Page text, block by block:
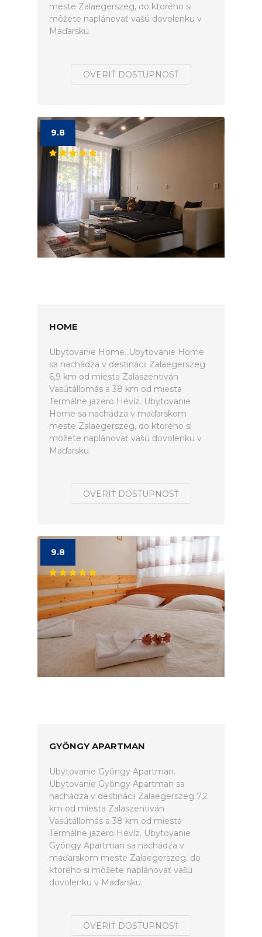
meste Zalaegerszeg, do ktorého si
môžete naplánovať vašú dovolenku v
Maďarsku.
OVERIŤ DOSTUPNOSŤ
9.8
HOME
Ubytovanie Home. Ubytovanie Home
sa nachádza v destinácii Zalaegerszeg
6,9 km od miesta Zalaszentiván
Vasútállomás a 38 km od miesta
Termálne jazero Hévíz. Ubytovanie
Home sa nachádza v maďarskom
meste Zalaegerszeg, do ktorého si
môžete naplánovať vašú dovolenku v
Maďarsku.
OVERIŤ DOSTUPNOSŤ
9.8
GYÖNGY APARTMAN
Ubytovanie Gyöngy Apartman.
Ubytovanie Gyöngy Apartman sa
nachádza v destinácii Zalaegerszeg 7,2
km od miesta Zalaszentiván
Vasútállomás a 38 km od miesta
Termálne jazero Hévíz. Ubytovanie
Gyöngy Apartman sa nachádza v
maďarskom meste Zalaegerszeg, do
ktorého si môžete naplánovať vašú
dovolenku v Maďarsku.
OVERIŤ DOSTUPNOSŤ